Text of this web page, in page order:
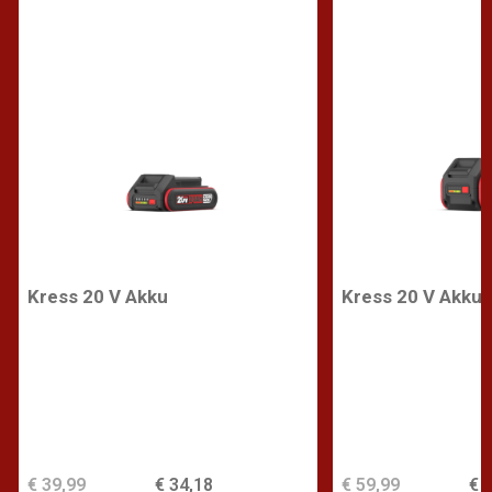
Kress 20 V Akku
€ 34,18
€ 39,99
Kress 20 V Akku
€
€ 59,99